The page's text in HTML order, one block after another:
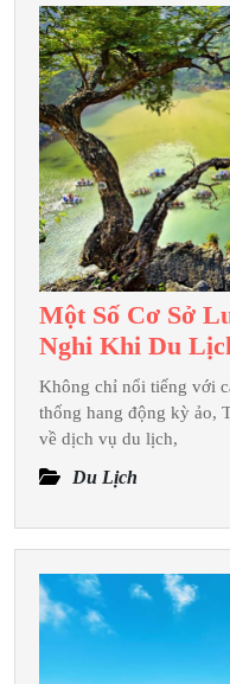
Một Số Cơ Sở
Nghi Khi Du
Không chỉ nổi tiếng với
thống hang động kỳ ảo,
về dịch vụ du lịch,
Du Lịch